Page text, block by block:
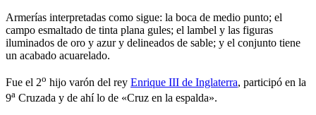
Armerías interpretadas como sigue: la boca de medio punto; el
campo esmaltado de tinta plana gules; el lambel y las figuras
iluminados de oro y azur y delineados de sable; y el conjunto tiene
un acabado acuarelado.
Fue el 2o hijo varón del rey Enrique III de Inglaterra, participó en la
9a Cruzada y de ahí lo de «Cruz en la espalda».